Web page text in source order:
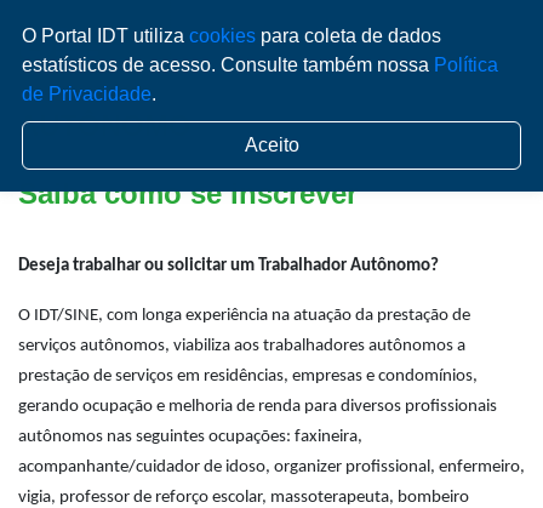
AUTÔNOMO
Saiba como se inscrever
Deseja trabalhar ou solicitar um Trabalhador Autônomo?
O IDT/SINE, com longa experiência na atuação da prestação de
serviços autônomos, viabiliza aos trabalhadores autônomos a
prestação de serviços em residências, empresas e condomínios,
gerando ocupação e melhoria de renda para diversos profissionais
autônomos nas seguintes ocupações: faxineira,
acompanhante/cuidador de idoso, organizer profissional, enfermeiro,
vigia, professor de reforço escolar, massoterapeuta, bombeiro
O Portal IDT utiliza cookies para coleta de dados
estatísticos de acesso. Consulte também nossa Política
de Privacidade.
Aceito